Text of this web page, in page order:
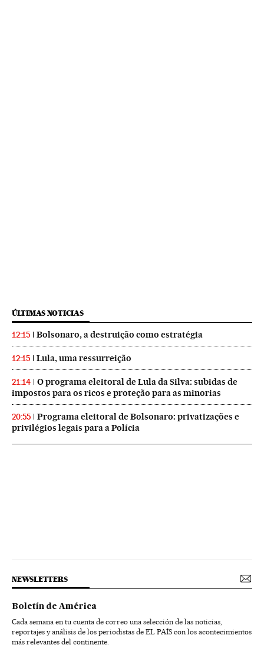
ÚLTIMAS NOTICIAS
12:15 Bolsonaro, a destruição como estratégia
12:15 Lula, uma ressurreição
21:14
O programa eleitoral de Lula da Silva: subidas de
impostos para os ricos e proteção para as minorias
20:55
Programa eleitoral de Bolsonaro: privatizações e
privilégios legais para a Polícia
NEWSLETTERS
Boletín de América
Cada semana en tu cuenta de correo una selección de las noticias,
reportajes y análisis de los periodistas de EL PAÍS con los acontecimientos
más relevantes del continente.